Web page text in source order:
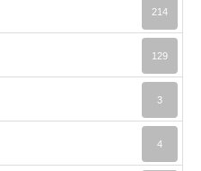
214
129
3
4